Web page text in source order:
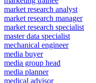
market research analyst
market research manager
market research specialist
master data specialist
mechanical engineer
media buyer
media group head
media planner
medical advisor